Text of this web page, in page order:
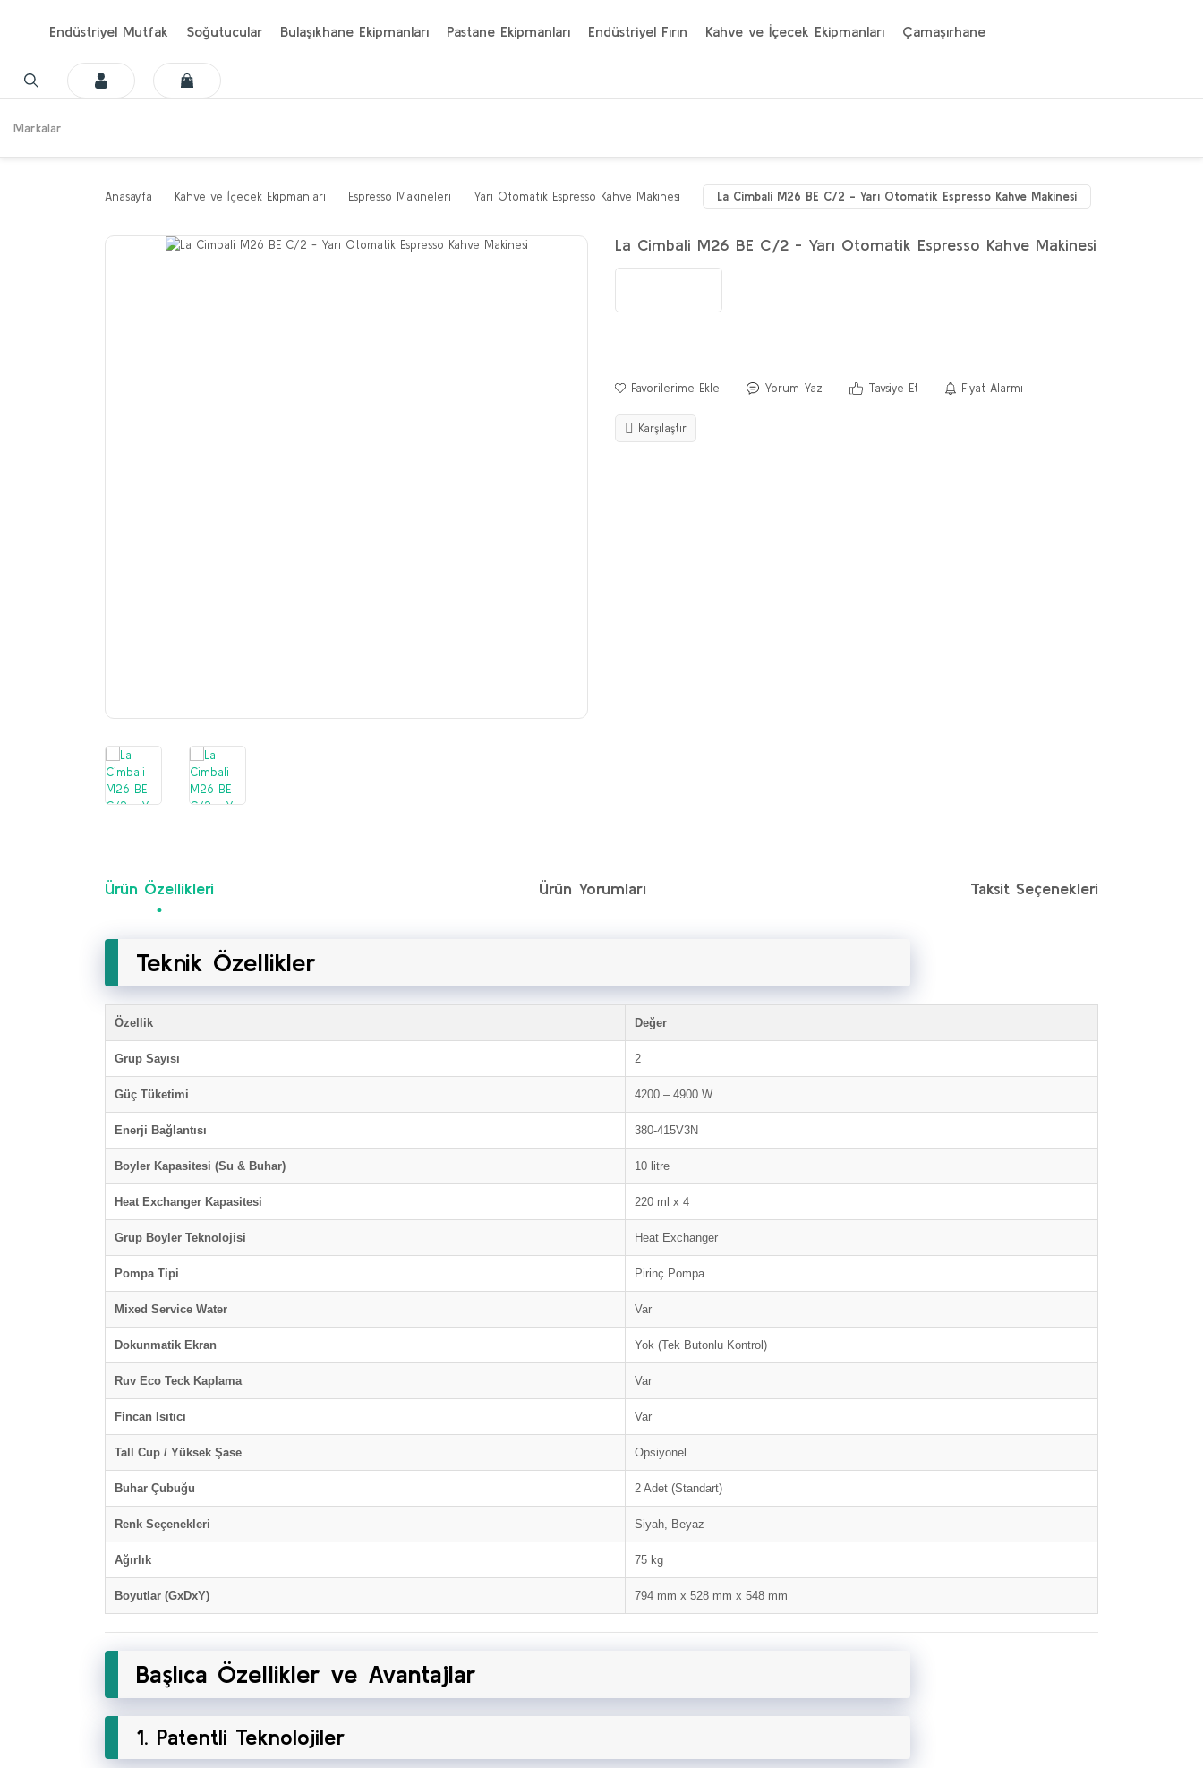
Endüstriyel Mutfak Soğutucular Bulaşıkhane Ekipmanları Pastane Ekipmanları Endüstriyel Fırın Kahve ve İçecek Ekipmanları Çamaşırhane
Markalar
Anasayfa Kahve ve İçecek Ekipmanları Espresso Makineleri Yarı Otomatik Espresso Kahve Makinesi La Cimbali M26 BE C/2 - Yarı Otomatik Espresso Kahve Makinesi
La Cimbali M26 BE C/2 - Yarı Otomatik Espresso Kahve Makinesi
Yorum Yaz Tavsiye Et Fiyat Alarmı
Karşılaştır
Ürün Özellikleri Ürün Yorumları Taksit Seçenekleri
Teknik Özellikler
Özellik Değer
Grup Sayısı 2
Güç Tüketimi 4200 – 4900 W
Enerji Bağlantısı 380-415V3N
Boyler Kapasitesi (Su & Buhar) 10 litre
Heat Exchanger Kapasitesi 220 ml x 4
Grup Boyler Teknolojisi Heat Exchanger
Pompa Tipi Pirinç Pompa
Mixed Service Water Var
Dokunmatik Ekran Yok (Tek Butonlu Kontrol)
Ruv Eco Teck Kaplama Var
Fincan Isıtıcı Var
Tall Cup / Yüksek Şase Opsiyonel
Buhar Çubuğu 2 Adet (Standart)
Renk Seçenekleri Siyah, Beyaz
Ağırlık 75 kg
Boyutlar (GxDxY) 794 mm x 528 mm x 548 mm
Başlıca Özellikler ve Avantajlar
1. Patentli Teknolojiler